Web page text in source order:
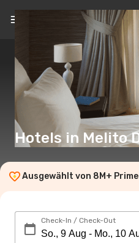
Hotels in Melito
Ausgewählt von 8M+
Check-In / Check-Out